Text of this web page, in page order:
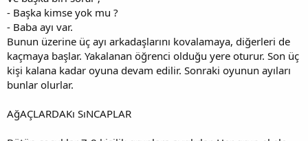
- Başka kimse yok mu ?
- Baba ayı var.
Bunun üzerine üç ayı arkadaşlarını kovalamaya, diğerleri de
kaçmaya başlar. Yakalanan öğrenci olduğu yere oturur. Son üç
kişi kalana kadar oyuna devam edilir. Sonraki oyunun ayıları
bunlar olurlar.
AğAÇLARDAKı SıNCAPLAR